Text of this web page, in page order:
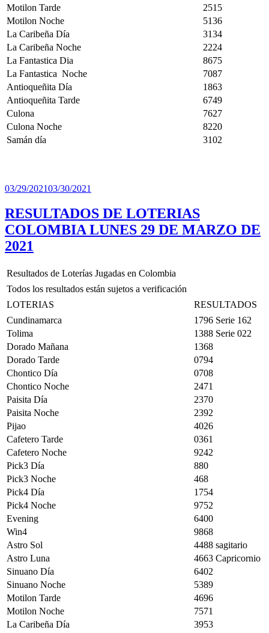
Motilon Tarde
2515
Motilon Noche
5136
La Caribeña Día
3134
La Caribeña Noche
2224
La Fantastica Dia
8675
La Fantastica Noche
7087
Antioqueñita Día
1863
Antioqueñita Tarde
6749
Culona
7627
Culona Noche
8220
Samán día
3102
Publicado
03/29/202103/30/2021
RESULTADOS DE LOTERIAS
COLOMBIA LUNES 29 DE MARZO DE
2021
Resultados de Loterías Jugadas en Colombia
Todos los resultados están sujetos a verificación
LOTERIAS
RESULTADOS
Cundinamarca
1796 Serie 162
Tolima
1388 Serie 022
Dorado Mañana
1368
Dorado Tarde
0794
Chontico Día
0708
Chontico Noche
2471
Paisita Día
2370
Paisita Noche
2392
Pijao
4026
Cafetero Tarde
0361
Cafetero Noche
9242
Pick3 Día
880
Pick3 Noche
468
Pick4 Día
1754
Pick4 Noche
9752
Evening
6400
Win4
9868
Astro Sol
4488 sagitario
Astro Luna
4663 Capricornio
Sinuano Día
6402
Sinuano Noche
5389
Motilon Tarde
4696
Motilon Noche
7571
La Caribeña Día
3953